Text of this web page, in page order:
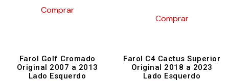
Comprar
Comprar
Farol Golf Cromado
Original 2007 a 2013
Lado Esquerdo
Farol C4 Cactus Superior
Original 2018 a 2023
Lado Esquerdo